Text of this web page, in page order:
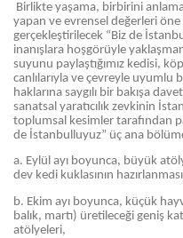
Birlikte yaşama, birbirini
yapan ve evrensel değerleri
gerçekleştirilecek “Biz de
inanışlara hoşgörüyle
suyunu paylaştığımız kedisi,
canlılarıyla ve çevreyle uyumlu
haklarına saygılı bir bakışa
sanatsal yaratıcılık zevkinin
toplumsal kesimler tarafından
de İstanbulluyuz” üç ana
a. Eylül ayı boyunca, büyük
dev kedi kuklasının
b. Ekim ayı boyunca, küçük
balık, martı) üretileceği geniş
atölyeleri,